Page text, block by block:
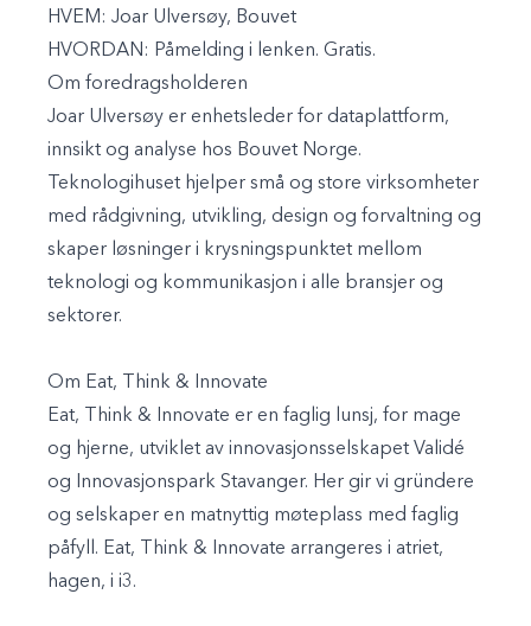
HVEM: Joar Ulversøy, Bouvet
HVORDAN: Påmelding i lenken. Gratis.
Om foredragsholderen
Joar Ulversøy er enhetsleder for dataplattform,
innsikt og analyse hos Bouvet Norge.
Teknologihuset hjelper små og store virksomheter
med rådgivning, utvikling, design og forvaltning og
skaper løsninger i krysningspunktet mellom
teknologi og kommunikasjon i alle bransjer og
sektorer.
Om Eat, Think & Innovate
Eat, Think & Innovate er en faglig lunsj, for mage
og hjerne, utviklet av innovasjonsselskapet Validé
og Innovasjonspark Stavanger. Her gir vi gründere
og selskaper en matnyttig møteplass med faglig
påfyll. Eat, Think & Innovate arrangeres i atriet,
hagen, i i3.